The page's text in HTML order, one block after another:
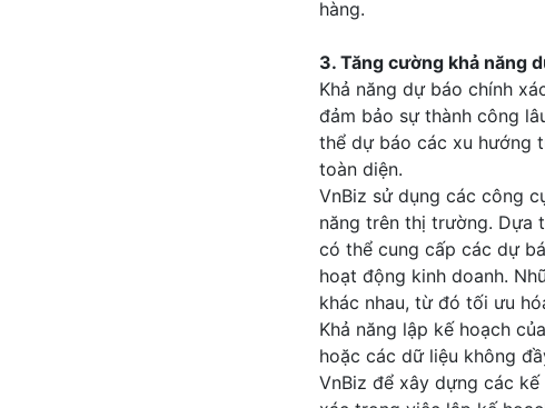
hàng.
3. Tăng cường khả năng
Khả năng dự báo chính
đảm bảo sự thành công
thể dự báo các xu hướng
toàn diện.
VnBiz sử dụng các công
năng trên thị trường. Dựa
có thể cung cấp các dự
hoạt động kinh doanh.
khác nhau, từ đó tối ưu
Khả năng lập kế hoạch
hoặc các dữ liệu không
VnBiz để xây dựng các